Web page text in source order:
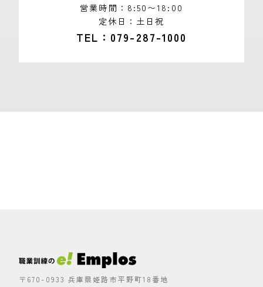
営業時間
8:50〜18:00
定休日
土日祝
TEL 079-287-1000
〒670-0933 兵庫県姫路市平野町18番地